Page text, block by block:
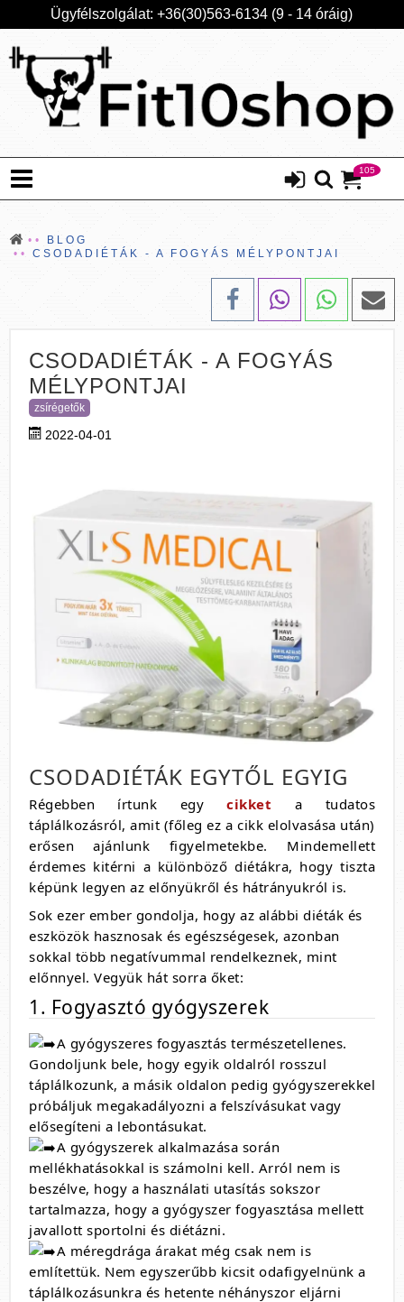
Ügyfélszolgálat: +36(30)563-6134 (9 - 14 óráig)
105
BLOG
CSODADIÉTÁK - A FOGYÁS MÉLYPONTJAI
CSODADIÉTÁK - A FOGYÁS
MÉLYPONTJAI
zsírégetők
2022-04-01
CSODADIÉTÁK EGYTŐL EGYIG
Régebben írtunk egycikket a tudatos
táplálkozásról, amit (főleg ez a cikk elolvasása után)
erősen ajánlunk figyelmetekbe. Mindemellett
érdemes kitérni a különböző diétákra, hogy tiszta
képünk legyen az előnyükről és hátrányukról is.
Sok ezer ember gondolja, hogy az alábbi diéták és
eszközök hasznosak és egészségesek, azonban
sokkal több negatívummal rendelkeznek, mint
előnnyel. Vegyük hát sorra őket:
1. Fogyasztó gyógyszerek
A gyógyszeres fogyasztás természetellenes.
Gondoljunk bele, hogy egyik oldalról rosszul
táplálkozunk, a másik oldalon pedig gyógyszerekkel
próbáljuk megakadályozni a felszívásukat vagy
elősegíteni a lebontásukat.
A gyógyszerek alkalmazása során
mellékhatásokkal is számolni kell. Arról nem is
beszélve, hogy a használati utasítás sokszor
tartalmazza, hogy a gyógyszer fogyasztása mellett
javallott sportolni és diétázni.
A méregdrága árakat még csak nem is
említettük. Nem egyszerűbb kicsit odafigyelnünk a
táplálkozásunkra és hetente néhányszor eljárni